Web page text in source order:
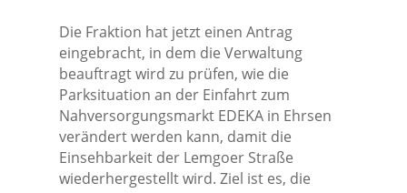
Die Fraktion hat jetzt einen Antrag
eingebracht, in dem die Verwaltung
beauftragt wird zu prüfen, wie die
Parksituation an der Einfahrt zum
Nahversorgungsmarkt EDEKA in Ehrsen
verändert werden kann, damit die
Einsehbarkeit der Lemgoer Straße
wiederhergestellt wird. Ziel ist es, die